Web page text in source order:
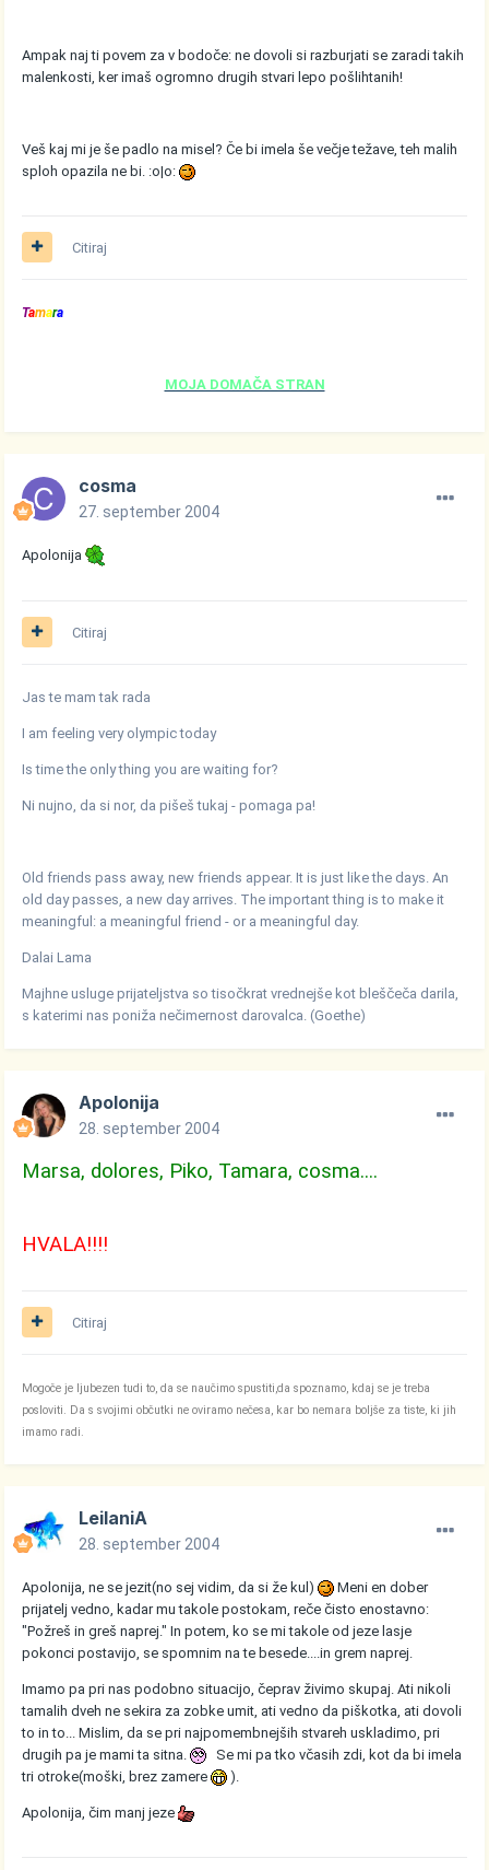
Ampak naj ti povem za v bodoče: ne dovoli si razburjati se zaradi takih
malenkosti, ker imaš ogromno drugih stvari lepo pošlihtanih!
Veš kaj mi je še padlo na misel? Če bi imela še večje težave, teh malih
sploh opazila ne bi. :o|o:
Citiraj
Tamara
MOJA DOMAČA STRAN
cosma
27. september 2004
Apolonija
Citiraj
Jas te mam tak rada
I am feeling very olympic today
Is time the only thing you are waiting for?
Ni nujno, da si nor, da pišeš tukaj - pomaga pa!
Old friends pass away, new friends appear. It is just like the days. An
old day passes, a new day arrives. The important thing is to make it
meaningful: a meaningful friend - or a meaningful day.
Dalai Lama
Majhne usluge prijateljstva so tisočkrat vrednejše kot bleščeča darila,
s katerimi nas poniža nečimernost darovalca. (Goethe)
Apolonija
28. september 2004
Marsa, dolores, Piko, Tamara, cosma....
HVALA!!!!
Citiraj
Mogoče je ljubezen tudi to, da se naučimo spustiti,da spoznamo, kdaj se je treba
posloviti. Da s svojimi občutki ne oviramo nečesa, kar bo nemara boljše za tiste, ki jih
imamo radi.
LeilaniA
28. september 2004
Apolonija, ne se jezit(no sej vidim, da si že kul)
Meni en dober
prijatelj vedno, kadar mu takole postokam, reče čisto enostavno:
"Požreš in greš naprej." In potem, ko se mi takole od jeze lasje
pokonci postavijo, se spomnim na te besede....in grem naprej.
Imamo pa pri nas podobno situacijo, čeprav živimo skupaj. Ati nikoli
tamalih dveh ne sekira za zobke umit, ati vedno da piškotka, ati dovoli
to in to... Mislim, da se pri najpomembnejših stvareh uskladimo, pri
drugih pa je mami ta sitna.
Se mi pa tko včasih zdi, kot da bi imela
tri otroke(moški, brez zamere
).
Apolonija, čim manj jeze